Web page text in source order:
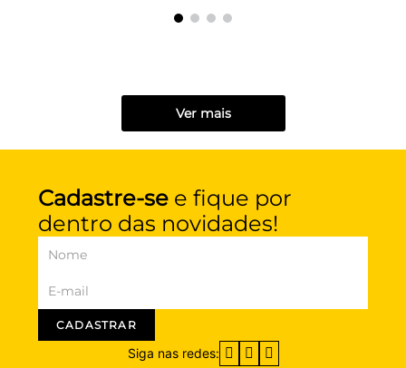
Ver mais
Cadastre-se e fique por
dentro das novidades!
CADASTRAR
Siga nas redes: